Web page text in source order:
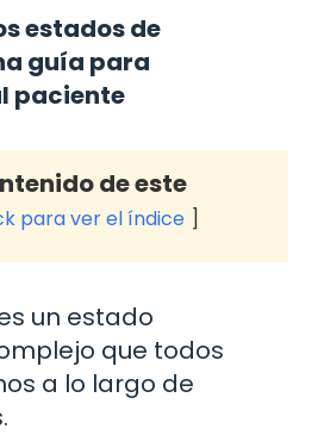
estados de
guía para
paciente
de este
para ver el índice
un estado
que todos
a lo largo de